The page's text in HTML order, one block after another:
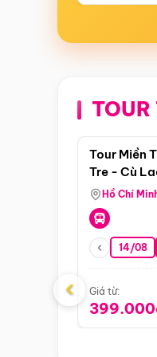
TOUR
Tour Miền
Tre - Cù
Hồ Chí
14/08
Giá từ:
‹